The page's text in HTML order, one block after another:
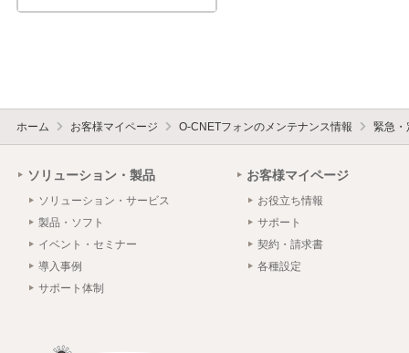
ホーム お客様マイページ O-CNETフォンのメンテナンス情報 緊急・
ソリューション・製品
ソリューション・サービス
製品・ソフト
イベント・セミナー
導入事例
サポート体制
お客様マイページ
お役立ち情報
サポート
契約・請求書
各種設定